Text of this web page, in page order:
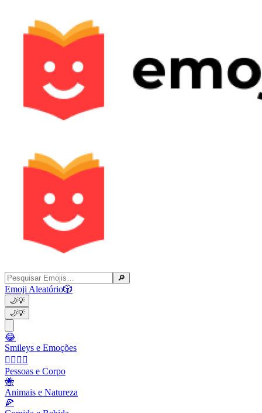
🔎
Emoji Aleatório🎲
🌙💡
🌙💡
😂
Smileys e Emoções
👩‍❤️‍💋‍👨
Pessoas e Corpo
🐝
Animais e Natureza
🍕